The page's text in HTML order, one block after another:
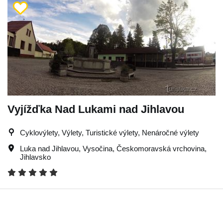
Vyjížďka Nad Lukami nad Jihlavou
Cyklovýlety, Výlety, Turistické výlety, Nenáročné výlety
Luka nad Jihlavou, Vysočina, Českomoravská vrchovina,
Jihlavsko